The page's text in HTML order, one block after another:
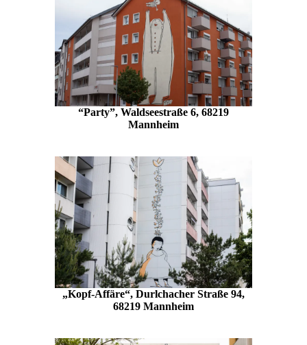
“Party”, Waldseestraße 6, 68219
Mannheim
„Kopf-Affäre“, Durlchacher Straße 94,
68219 Mannheim